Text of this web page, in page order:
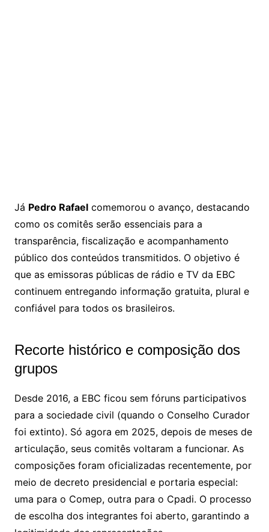
Já Pedro Rafaelcomemorou o avanço, destacando
como os comitês serão essenciais para a
transparência, fiscalização e acompanhamento
público dos conteúdos transmitidos. O objetivo é
que as emissoras públicas de rádio e TV da EBC
continuem entregando informação gratuita, plural e
confiável para todos os brasileiros.
Recorte histórico e composição dos
grupos
Desde 2016, a EBC ficou sem fóruns participativos
para a sociedade civil (quando o Conselho Curador
foi extinto). Só agora em 2025, depois de meses de
articulação, seus comitês voltaram a funcionar. As
composições foram oficializadas recentemente, por
meio de decreto presidencial e portaria especial:
uma para o Comep, outra para o Cpadi. O processo
de escolha dos integrantes foi aberto, garantindo a